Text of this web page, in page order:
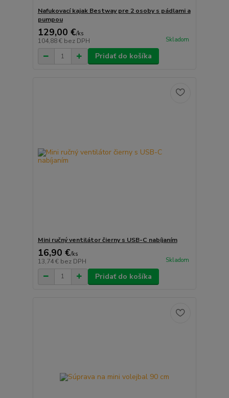
Nafukovací kajak Bestway pre 2 osoby s pádlami a
pumpou
129,00 €/ks
104,88 € bez DPH Skladom
Pridať do košíka
Mini ručný ventilátor čierny s USB-C nabíjaním
16,90 €/ks
13,74 € bez DPH Skladom
Pridať do košíka